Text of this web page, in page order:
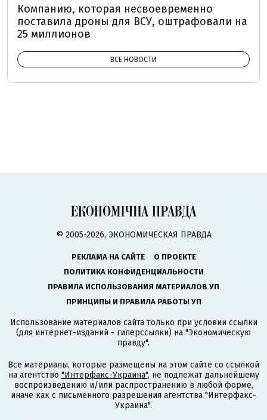
Компанию, которая несвоевременно
поставила дроны для ВСУ, оштрафовали на
25 миллионов
ВСЕ НОВОСТИ
© 2005-2026, ЭКОНОМИЧЕСКАЯ ПРАВДА
РЕКЛАМА НА САЙТЕ
О ПРОЕКТЕ
ПОЛИТИКА КОНФИДЕНЦИАЛЬНОСТИ
ПРАВИЛА ИСПОЛЬЗОВАНИЯ МАТЕРИАЛОВ УП
ПРИНЦИПЫ И ПРАВИЛА РАБОТЫ УП
Использование материалов сайта только при условии ссылки
(для интернет-изданий - гиперссылки) на "Экономическую
правду".
Все материалы, которые размещены на этом сайте со ссылкой
на агентство "Интерфакс-Украина", не подлежат дальнейшему
воспроизведению и/или распространению в любой форме,
иначе как с письменного разрешения агентства "Интерфакс-
Украина".